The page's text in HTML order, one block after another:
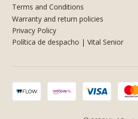
Terms and Conditions
Warranty and return policies
Privacy Policy
Política de despacho | Vital Senior